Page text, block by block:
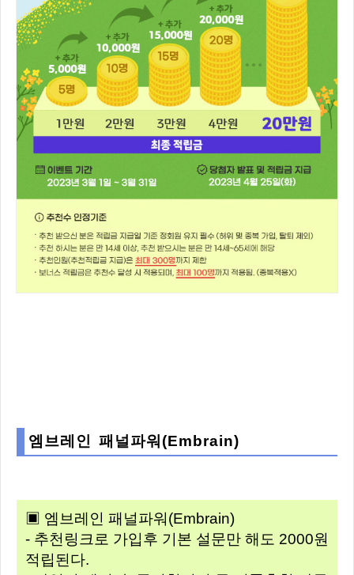
엠브레인 패널파워(Embrain)
▣ 엠브레인 패널파워(Embrain)
- 추천링크로 가입후 기본 설문만 해도 2000원
적립된다.